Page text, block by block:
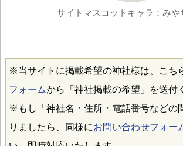
サイトマスコットキャラ：みや
※当サイトに掲載希望の神社様は、こち
フォームから「神社掲載の希望」を送付
※もし「神社名・住所・電話番号などの
りましたら、同様にお問い合わせフォー